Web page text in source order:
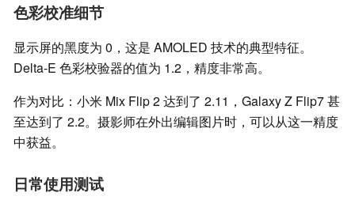
色彩校准细节
显示屏的黑度为 0，这是 AMOLED 技术的典型特征。
Delta-E 色彩校验器的值为 1.2，精度非常高。
作为对比：小米 Mix Flip 2 达到了 2.11，Galaxy Z Flip7 甚
至达到了 2.2。摄影师在外出编辑图片时，可以从这一精度
中获益。
日常使用测试